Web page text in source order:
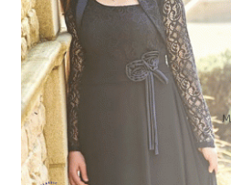
Klantenservice
Retour